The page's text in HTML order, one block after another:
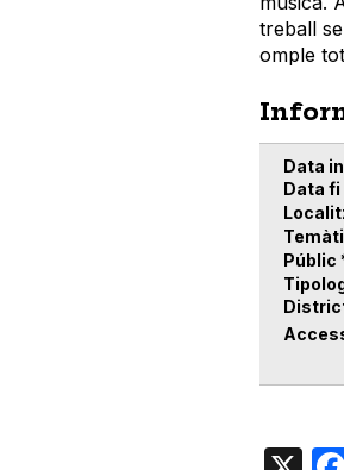
treball
omple
Data
Data fi
Públic